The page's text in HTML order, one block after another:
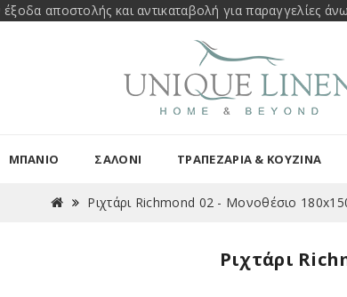
αποστολής και αντικαταβολή για παραγγελίες
ΜΠΑΝΙΟ ΣΑΛΟΝΙ ΤΡΑΠΕΖΑΡΊΑ & ΚΟΥΖΊΝΑ
Ριχτάρι Richmond 02 - Μονοθέσιο
Ριχτάρι